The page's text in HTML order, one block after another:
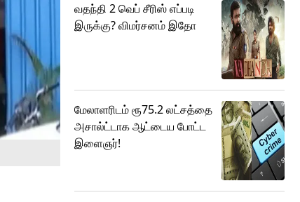
வதந்தி 2 வெப் சீரிஸ் எப்படி
இருக்கு? விமர்சனம் இதோ
மேலாளரிடம் ரூ75.2 லட்சத்தை
அசால்ட்டாக ஆட்டைய போட்ட
இளைஞர்!